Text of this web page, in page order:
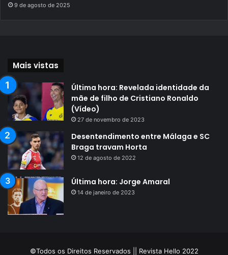
9 de agosto de 2025
Mais vistas
Última hora: Revelada identidade da
mãe de filho de Cristiano Ronaldo
(Vídeo)
27 de novembro de 2023
Desentendimento entre Málaga e SC
Braga travam Horta
12 de agosto de 2022
Última hora: Jorge Amaral
14 de janeiro de 2023
©Todos os Direitos Reservados || Revista Hello 2022